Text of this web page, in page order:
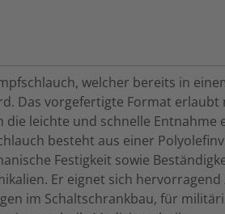
welcher bereits in
Das vorgefertigte Format erlaubt
leichte und schnelle Entnahme
besteht aus einer
Festigkeit sowie
Er eignet sich hervorragend
im Schaltschrankbau, für